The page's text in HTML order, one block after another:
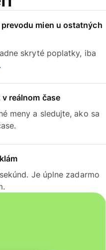
mien u ostatných
skryté poplatky, iba
.
reálnom čase
meny a sledujte, ako sa
Je úplne zadarmo